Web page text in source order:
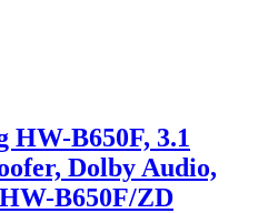
HW-B650F, 3.1
Dolby Audio,
B650F/ZD